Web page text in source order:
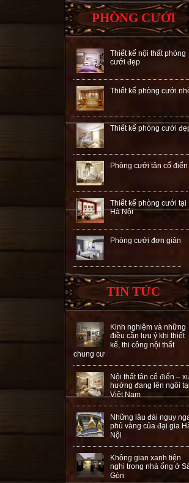
PHÒNG CƯỚI
Thiết kế nội thất phòng
cưới đẹp
Thiết kế phòng cưới
Thiết kế phòng cưới
Phòng cưới tân cổ điển
Thiết kế phòng cưới tại
Hà Nội
Phòng cưới đơn giản
TIN TỨC
Kinh nghiệm và những
điều cần lưu ý khi thiết
kế, thi công nội thất
chung cư
Nội thất tân cổ điển –
hướng đang lên ngôi
Việt Nam
Những lâu đài nguy
phủ vàng của đại gia
Nội
Không gian xanh tiện
nghi trong nhà ống ở
Gòn